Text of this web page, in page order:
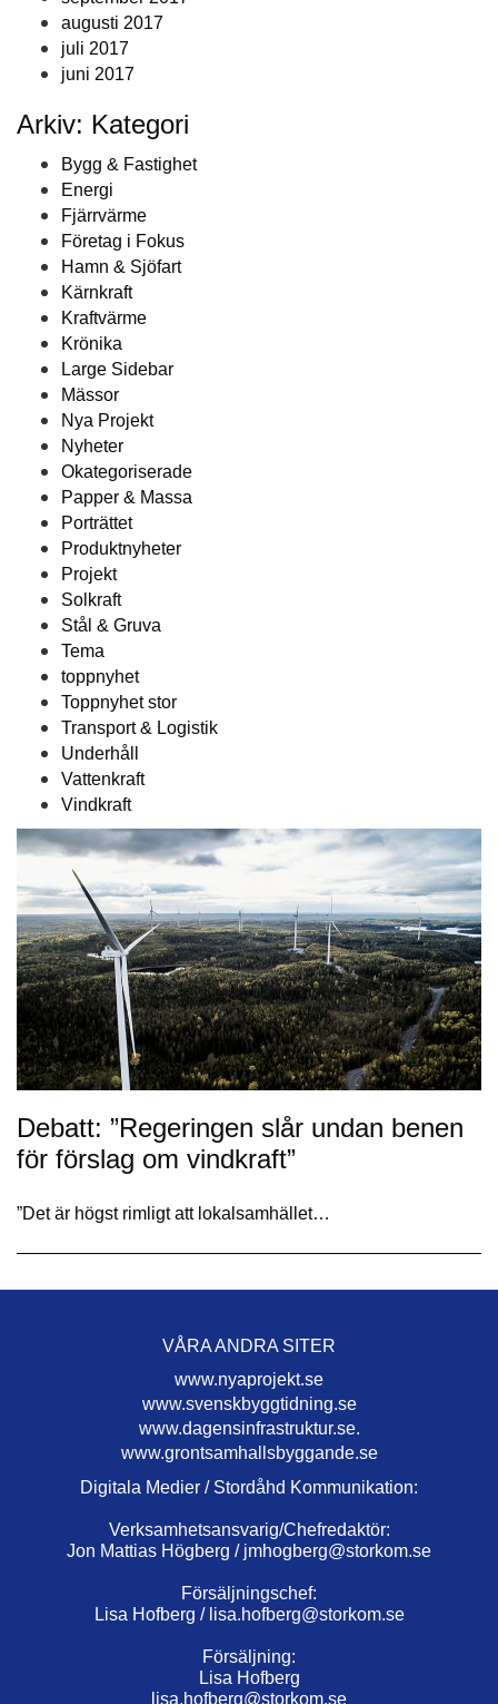
augusti 2017
juli 2017
juni 2017
Arkiv: Kategori
Bygg & Fastighet
Energi
Fjärrvärme
Företag i Fokus
Hamn & Sjöfart
Kärnkraft
Kraftvärme
Krönika
Large Sidebar
Mässor
Nya Projekt
Nyheter
Okategoriserade
Papper & Massa
Porträttet
Produktnyheter
Projekt
Solkraft
Stål & Gruva
Tema
toppnyhet
Toppnyhet stor
Transport & Logistik
Underhåll
Vattenkraft
Vindkraft
Debatt: ”Regeringen slår undan benen
för förslag om vindkraft”
”Det är högst rimligt att lokalsamhället…
VÅRA ANDRA SITER
www.nyaprojekt.se
www.svenskbyggtidning.se
www.dagensinfrastruktur.se.
www.grontsamhallsbyggande.se
Digitala Medier / Stordåhd Kommunikation:
Verksamhetsansvarig/Chefredaktör:
Jon Mattias Högberg / jmhogberg@storkom.se
Försäljningschef:
Lisa Hofberg / lisa.hofberg@storkom.se
Försäljning:
Lisa Hofberg
lisa.hofberg@storkom.se